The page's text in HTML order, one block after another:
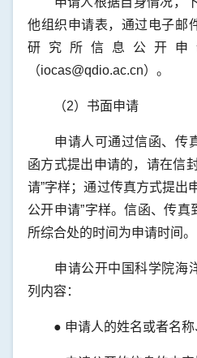
他组织申请表，通过电子邮
研究所信息公开
（iocas@qdio.ac.cn）。
（2）书面申请
申请人可通过信函、传
函方式提出申请的，请在信
请”字样；通过传真方式提出
公开申请”字样。信函、传
所综合处的时间为申请时间。
申请公开中国科学院海
列内容：
● 申请人的姓名或者名称